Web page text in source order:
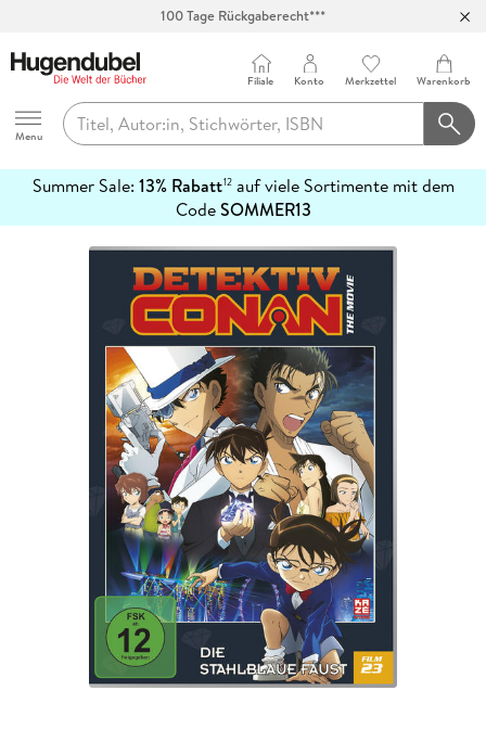
100 Tage Rückgaberecht***
Hugendubel
Menu
Filiale Konto Merkzettel Warenkorb
Summer Sale: 13% Rabatt12auf viele Sortimente mit dem
CodeSOMMER13
erfahren